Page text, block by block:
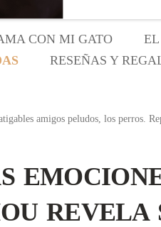
al
CON MI GATO
RESEÑAS Y
REGALOS
amigos peludos, los perros.
REVELA